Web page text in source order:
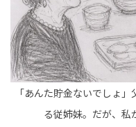
未分類
ぷれにゅー
金髪ayuか暗
ァンも熱論
ね」
「あんた貯金ないでしょ
る従姉妹。だが、私